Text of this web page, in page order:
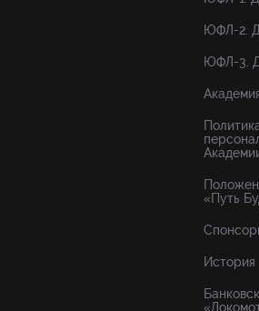
ЮФЛ-2.
ЮФЛ-3.
«Путь
История